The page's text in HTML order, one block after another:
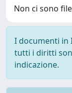
Non ci sono
I documenti in
tutti i diritti
indicazione.